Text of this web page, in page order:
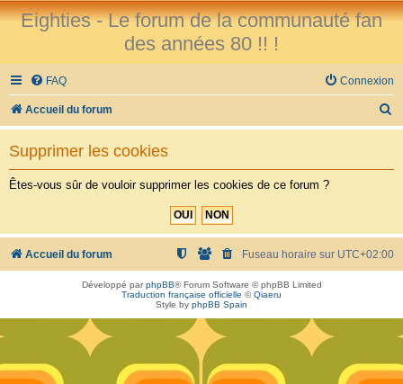
Eighties - Le forum de la communauté fan
des années 80 !! !
FAQ Connexion
Accueil du forum
e
h
r
Supprimer les cookies
Êtes-vous sûr de vouloir supprimer les cookies de ce forum ?
Accueil du forum Fuseau horaire sur UTC+02:00
Développé parphpBB® Forum Software © phpBB Limited
Traduction française officielle ©Qiaeru
Style by phpBB Spain